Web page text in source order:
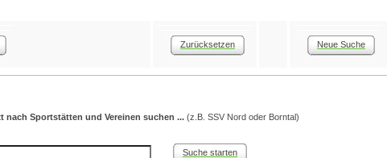
Zurücksetzen Neue Suche
nach Sportstätten und Vereinen suchen ... (z.B. SSV Nord oder Borntal)
Suche starten